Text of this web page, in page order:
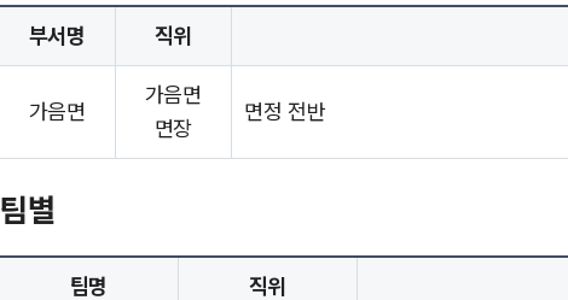
부서명 직위
가음면
가음면
면장
면정 전반
팀별
팀명 직위